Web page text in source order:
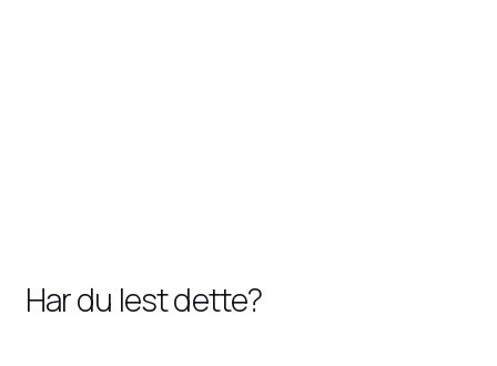
Har du lest dette?